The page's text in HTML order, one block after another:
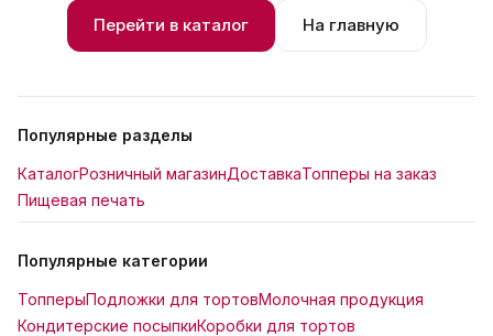
Перейти в каталог На главную
Популярные разделы
КаталогРозничный магазинДоставкаТопперы на заказ
Пищевая печать
Популярные категории
ТопперыПодложки для тортовМолочная продукция
Кондитерские посыпкиКоробки для тортов